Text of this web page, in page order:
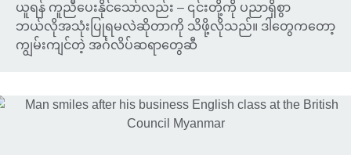
ယူရန် ကူညီပေးနိုင်သော်လည်း – ၎င်းတို့ကို ပညာရှိစွာ
ဘယ်လိုအသုံးပြုရမလဲဆိုတာကို သိဖို့လိုသည်။ ဒါတွေကတော့
ကျွမ်းကျင်တဲ့ အင်္ဂလိပ်ဆရာတွေဆီ